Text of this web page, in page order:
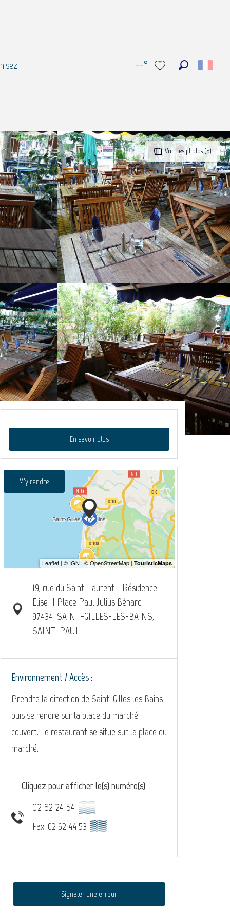
--°
Voir les photos (5)
En savoir plus
M'y rendre
19, rue du Saint-Laurent - Résidence
Elise II Place Paul Julius Bénard
97434 SAINT-GILLES-LES-BAINS,
SAINT-PAUL
Environnement / Accès :
Prendre la direction de Saint-Gilles les Bains
puis se rendre sur la place du marché
couvert. Le restaurant se situe sur la place du
marché.
Cliquez pour afficher le(s) numéro(s)
02 62 24 54 ▒▒
Fax: 02 62 44 53 ▒▒
Signaler une erreur